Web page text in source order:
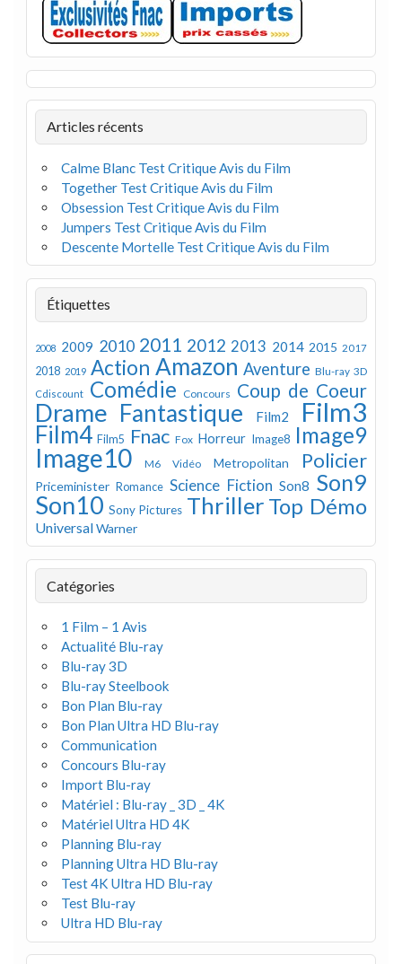
Articles récents
Calme Blanc Test Critique Avis du Film
Together Test Critique Avis du Film
Obsession Test Critique Avis du Film
Jumpers Test Critique Avis du Film
Descente Mortelle Test Critique Avis du Film
Étiquettes
2008 2009 2010 2011 2012 2013 2014 2015 2017
2018 2019 Action Amazon Aventure Blu-ray 3D
Cdiscount Comédie Concours Coup de Coeur
Drame Fantastique Film2 Film3
Film4 Film5 Fnac Fox Horreur Image8 Image9
Image10 M6 Vidéo Metropolitan Policier
Priceminister Romance Science Fiction Son8 Son9
Son10 Sony Pictures Thriller Top Démo
UniversalWarner
Catégories
1 Film – 1 Avis
Actualité Blu-ray
Blu-ray 3D
Blu-ray Steelbook
Bon Plan Blu-ray
Bon Plan Ultra HD Blu-ray
Communication
Concours Blu-ray
Import Blu-ray
Matériel : Blu-ray _ 3D _ 4K
Matériel Ultra HD 4K
Planning Blu-ray
Planning Ultra HD Blu-ray
Test 4K Ultra HD Blu-ray
Test Blu-ray
Ultra HD Blu-ray